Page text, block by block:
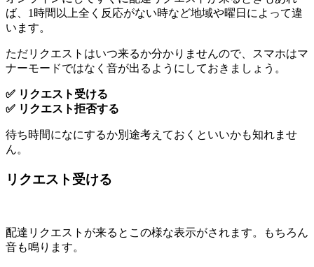
ば、1時間以上全く反応がない時など地域や曜日によって違
います。
ただリクエストはいつ来るか分かりませんので、スマホはマ
ナーモードではなく音が出るようにしておきましょう。
✅ リクエスト受ける
✅ リクエスト拒否する
待ち時間になにするか別途考えておくといいかも知れませ
ん。
リクエスト受ける
配達リクエストが来るとこの様な表示がされます。もちろん
音も鳴ります。